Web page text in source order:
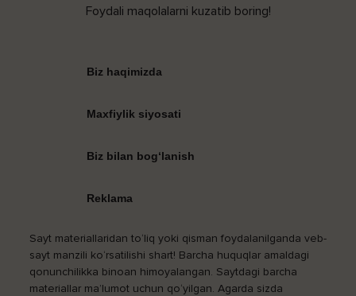
Foydali maqolalarni kuzatib boring!
Biz haqimizda
Maxfiylik siyosati
Biz bilan bog‘lanish
Reklama
Sayt materiallaridan to‘liq yoki qisman foydalanilganda veb-
sayt manzili ko‘rsatilishi shart! Barcha huquqlar amaldagi
qonunchilikka binoan himoyalangan. Saytdagi barcha
materiallar ma’lumot uchun qo‘yilgan. Agarda sizda